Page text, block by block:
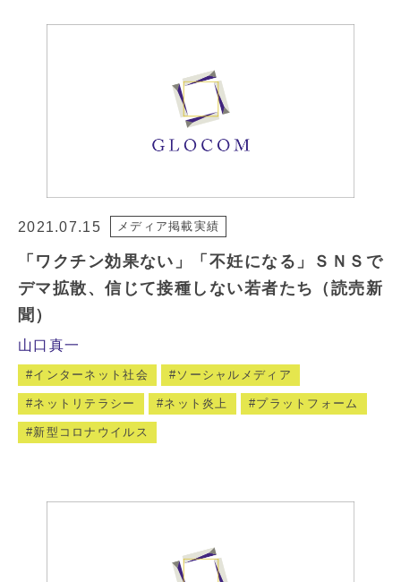
2021.07.15 メディア掲載実績
「ワクチン効果ない」「不妊になる」ＳＮＳで
デマ拡散、信じて接種しない若者たち（読売新
聞）
山口真一
インターネット社会 ソーシャルメディア
ネットリテラシー ネット炎上 プラットフォーム
新型コロナウイルス